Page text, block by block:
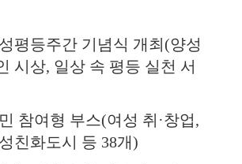
평등주간 기념식 개최(양성
시상, 일상 속 평등 실천 서
참여형 부스(여성 취·창업,
친화도시 등 38개)